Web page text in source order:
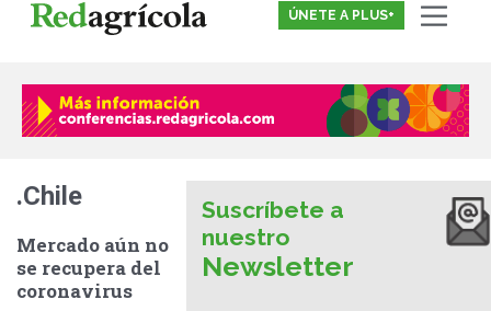
ÚNETE A PLUS+
.Chile
Mercado aún no
se recupera del
coronavirus
Suscríbete a
nuestro
Newsletter